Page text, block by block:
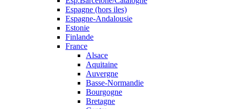
Espagne (hors iles)
Espagne-Andalousie
Estonie
Finlande
France
Alsace
Aquitaine
Auvergne
Basse-Normandie
Bourgogne
Bretagne